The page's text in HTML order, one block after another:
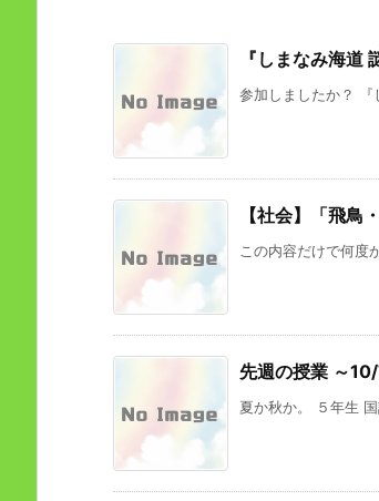
『しまなみ海道
参加しましたか？
【社会】「飛鳥
この内容だけで何度
先週の授業 ～
夏か秋か。 ５年生